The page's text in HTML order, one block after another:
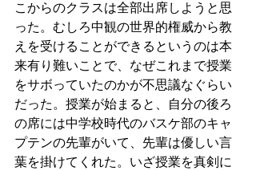
こからのクラスは全部出席しようと思
った。むしろ中観の世界的権威から教
えを受けることができるというのは本
来有り難いことで、なぜこれまで授業
をサボっていたのかが不思議なぐらい
だった。授業が始まると、自分の後ろ
の席には中学校時代のバスケ部のキャ
プテンの先輩がいて、先輩は優しい言
葉を掛けてくれた。いざ授業を真剣に